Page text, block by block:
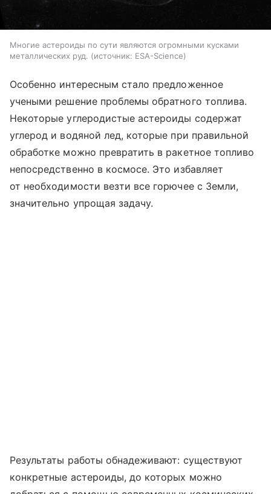
Многие астероиды по сути являются огромными кусками
металлических руд.
источник: ESA-Science
Особенно интересным стало предложенное
учеными решение проблемы обратного топлива.
Некоторые углеродистые астероиды содержат
углерод и водяной лед, которые при правильной
обработке можно превратить в ракетное топливо
непосредственно в космосе. Это избавляет
от необходимости везти все горючее с Земли,
значительно упрощая задачу.
Результаты работы обнадеживают: существуют
конкретные астероиды, до которых можно